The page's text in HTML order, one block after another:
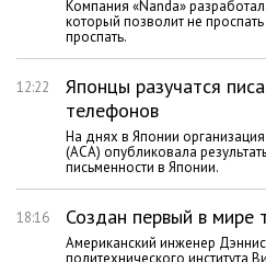
Компания «Nanda»
который позволит не
проспать.
12:22
Японцы разучатся
телефонов
На днях в Японии
(ACA) опубликовала
письменности в Японии.
18:16 Создан первый в
Американский инженер
политехнического института